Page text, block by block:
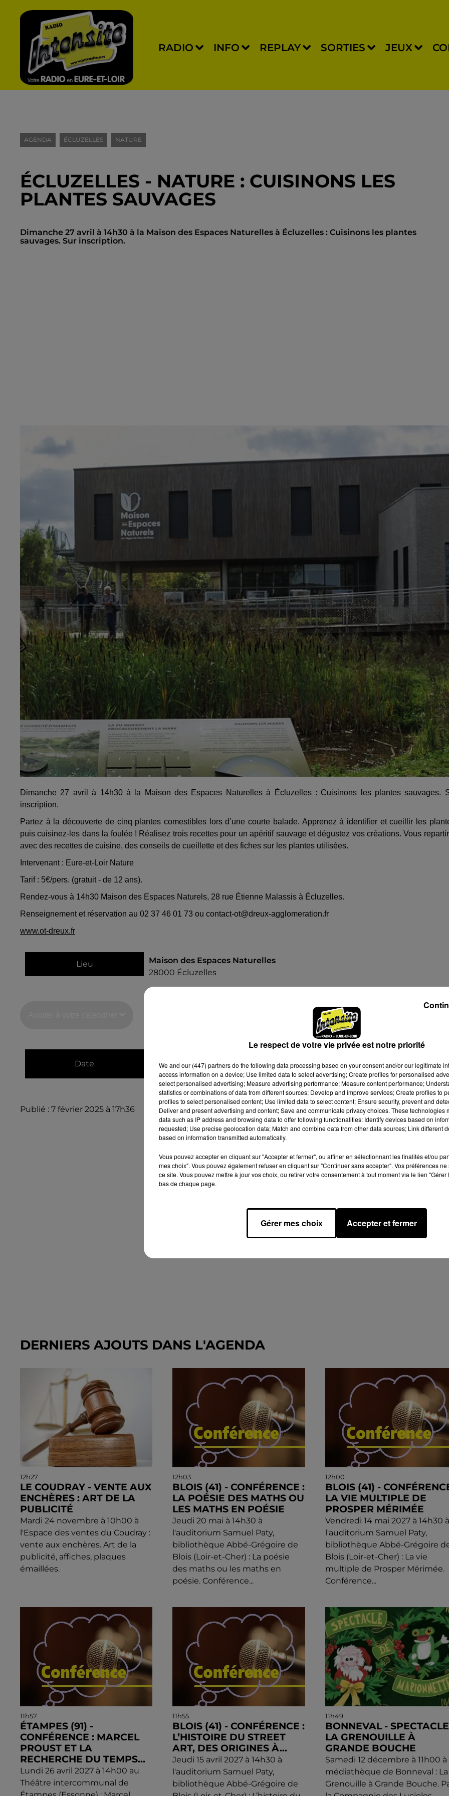
RADIO INFO REPLAY SORTIES JEUX
AGENDA ÉCLUZELLES NATURE
ÉCLUZELLES - NATURE : CUISINONS LES
PLANTES SAUVAGES
Dimanche 27 avril à 14h30 à la Maison des Espaces Naturelles à Écluzelles : Cuisinons les plantes
sauvages. Sur inscription.
Dimanche 27 avril à 14h30 à la Maison des Espaces Naturelles à Écluzelles : Cuisinons les plantes sauvages.
inscription.
Partez à la découverte de cinq plantes comestibles lors d’une courte balade. Apprenez à identifier et cueillir les
puis cuisinez-les dans la foulée ! Réalisez trois recettes pour un apéritif sauvage et dégustez vos créations. Vous
avec des recettes de cuisine, des conseils de cueillette et des fiches sur les plantes utilisées.
Intervenant : Eure-et-Loir Nature
Tarif : 5€/pers. (gratuit - de 12 ans).
Rendez-vous à 14h30 Maison des Espaces Naturels, 28 rue Étienne Malassis à Écluzelles.
Renseignement et réservation au 02 37 46 01 73 ou contact-ot@dreux-agglomeration.fr
www.ot-dreux.fr
Lieu
Maison des Espaces Naturelles
28000 Écluzelles
Date
au27 avril 2025 à 17h00
Publié : 7 février 2025 à 17h36
DERNIERS AJOUTS DANS L'AGENDA
12h27
LE COUDRAY - VENTE AUX
ENCHÈRES : ART DE LA
PUBLICITÉ
Mardi 24 novembre à 10h00 à
l'Espace des ventes du Coudray :
vente aux enchères. Art de la
publicité, affiches, plaques
émaillées.
12h03
BLOIS (41) - CONFÉRENCE :
LA POÉSIE DES MATHS OU
LES MATHS EN POÉSIE
Jeudi 20 mai à 14h30 à
l'auditorium Samuel Paty,
bibliothèque Abbé-Grégoire de
Blois (Loir-et-Cher) : La poésie
des maths ou les maths en
poésie. Conférence...
12h00
BLOIS (41) -
LA VIE MULTIPLE DE
PROSPER MÉRIMÉE
Vendredi 14 mai 2027 à 14h30 à
l'auditorium Samuel Paty,
bibliothèque Abbé-Grégoire
Blois (Loir-et-Cher) : La vie
multiple de Prosper Mérimée.
Conférence...
11h57
ÉTAMPES (91) -
CONFÉRENCE : MARCEL
PROUST ET LA
RECHERCHE DU TEMPS...
Lundi 26 avril 2027 à 14h00 au
Théâtre intercommunal de
11h55
BLOIS (41) - CONFÉRENCE :
L’HISTOIRE DU STREET
ART, DES ORIGINES À...
Jeudi 15 avril 2027 à 14h30 à
l'auditorium Samuel Paty,
bibliothèque Abbé-Grégoire de
11h49
BONNEVAL -
LA GRENOUILLE À
GRANDE BOUCHE
Samedi 12 décembre à 11h00 à
médiathèque de Bonneval : La
Grenouille à Grande Bouche.
Le respect de votre vie privée est notre priorité
We and our (447) partnersdo the following data processing based on your consent and/or our legitimate
access information on a device; Use limited data to select advertising; Create profiles for personalised
select personalised advertising; Measure advertising performance; Measure content performance;
statistics or combinations of data from different sources; Develop and improve services; Create profiles to
profiles to select personalised content; Use limited data to select content; Ensure security, prevent and
Deliver and present advertising and content; Save and communicate privacy choices. These technologies
data such as IP address and browsing data to offer following functionalities: Identify devices based on
requested; Use precise geolocation data; Match and combine data from other data sources; Link different
based on information transmitted automatically.
Vous pouvez accepter en cliquant sur "Accepter et fermer", ou affiner en sélectionnant les finalités et/ou
mes choix". Vous pouvez également refuser en cliquant sur "Continuer sans accepter". Vos préférences
ce site. Vous pouvez mettre à jour vos choix, ou retirer votre consentement à tout moment via le lien
bas de chaque page.
Gérer mes choix Accepter et fermer